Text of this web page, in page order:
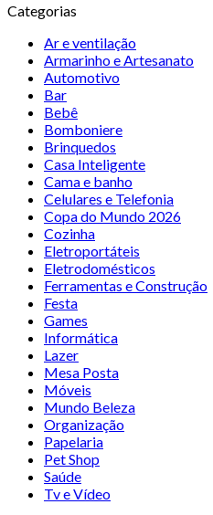
Categorias
Ar e ventilação
Armarinho e Artesanato
Automotivo
Bar
Bebê
Bomboniere
Brinquedos
Casa Inteligente
Cama e banho
Celulares e Telefonia
Copa do Mundo 2026
Cozinha
Eletroportáteis
Eletrodomésticos
Ferramentas e Construção
Festa
Games
Informática
Lazer
Mesa Posta
Móveis
Mundo Beleza
Organização
Papelaria
Pet Shop
Saúde
Tv e Vídeo